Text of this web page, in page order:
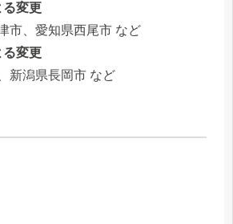
る変更
市、愛知県西尾市 など
る変更
新潟県長岡市 など